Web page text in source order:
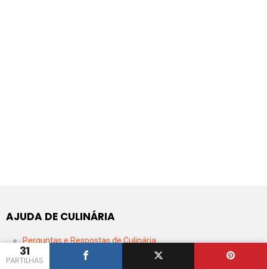
31
PARTILHAS
AJUDA DE CULINÁRIA
Perguntas e Respostas de Culinária
App de Android do Iguaria
Dicionário de Culinária Portuguesa